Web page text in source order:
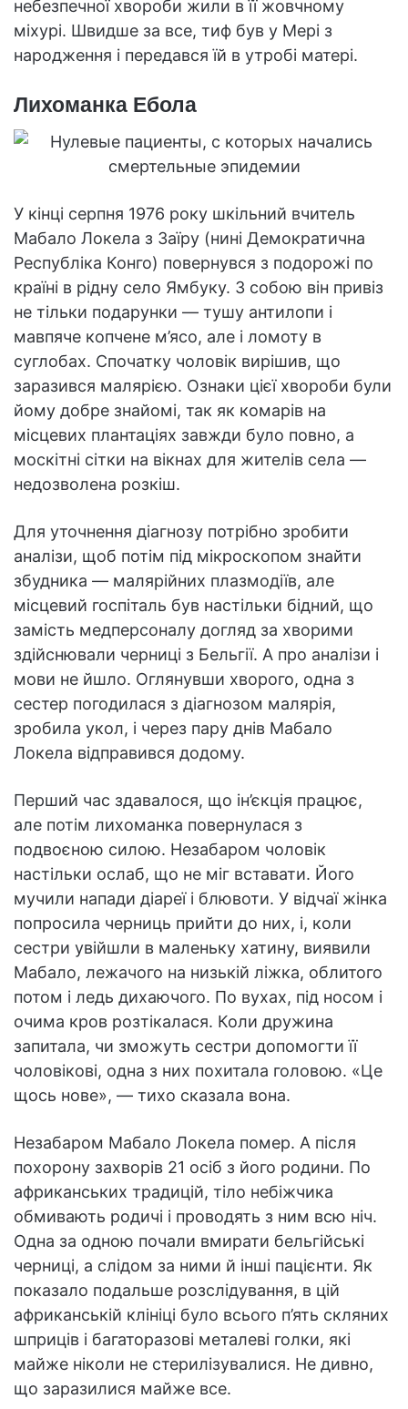
небезпечної хвороби жили в її жовчному
міхурі. Швидше за все, тиф був у Мері з
народження і передався їй в утробі матері.
Лихоманка Ебола
У кінці серпня 1976 року шкільний вчитель
Мабало Локела з Заїру (нині Демократична
Республіка Конго) повернувся з подорожі по
країні в рідну село Ямбуку. З собою він привіз
не тільки подарунки — тушу антилопи і
мавпяче копчене м’ясо, але і ломоту в
суглобах. Спочатку чоловік вирішив, що
заразився малярією. Ознаки цієї хвороби були
йому добре знайомі, так як комарів на
місцевих плантаціях завжди було повно, а
москітні сітки на вікнах для жителів села —
недозволена розкіш.
Для уточнення діагнозу потрібно зробити
аналізи, щоб потім під мікроскопом знайти
збудника — малярійних плазмодіїв, але
місцевий госпіталь був настільки бідний, що
замість медперсоналу догляд за хворими
здійснювали черниці з Бельгії. А про аналізи і
мови не йшло. Оглянувши хворого, одна з
сестер погодилася з діагнозом малярія,
зробила укол, і через пару днів Мабало
Локела відправився додому.
Перший час здавалося, що ін’єкція працює,
але потім лихоманка повернулася з
подвоєною силою. Незабаром чоловік
настільки ослаб, що не міг вставати. Його
мучили напади діареї і блювоти. У відчаї жінка
попросила черниць прийти до них, і, коли
сестри увійшли в маленьку хатину, виявили
Мабало, лежачого на низькій ліжка, облитого
потом і ледь дихаючого. По вухах, під носом і
очима кров розтікалася. Коли дружина
запитала, чи зможуть сестри допомогти її
чоловікові, одна з них похитала головою. «Це
щось нове», — тихо сказала вона.
Незабаром Мабало Локела помер. А після
похорону захворів 21 осіб з його родини. По
африканських традицій, тіло небіжчика
обмивають родичі і проводять з ним всю ніч.
Одна за одною почали вмирати бельгійські
черниці, а слідом за ними й інші пацієнти. Як
показало подальше розслідування, в цій
африканській клініці було всього п’ять скляних
шприців і багаторазові металеві голки, які
майже ніколи не стерилізувалися. Не дивно,
що заразилися майже все.